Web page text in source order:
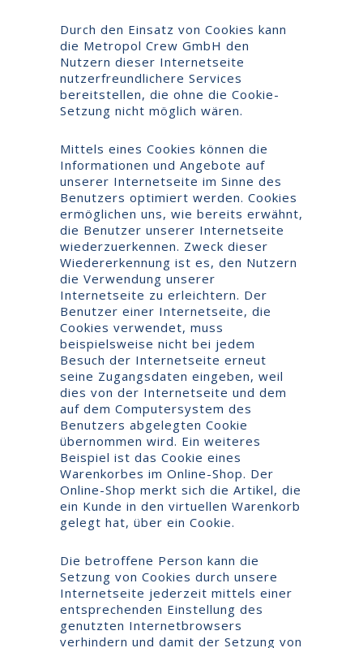
Durch den Einsatz von Cookies kann
die Metropol Crew GmbH den
Nutzern dieser Internetseite
nutzerfreundlichere Services
bereitstellen, die ohne die Cookie-
Setzung nicht möglich wären.
Mittels eines Cookies können die
Informationen und Angebote auf
unserer Internetseite im Sinne des
Benutzers optimiert werden. Cookies
ermöglichen uns, wie bereits erwähnt,
die Benutzer unserer Internetseite
wiederzuerkennen. Zweck dieser
Wiedererkennung ist es, den Nutzern
die Verwendung unserer
Internetseite zu erleichtern. Der
Benutzer einer Internetseite, die
Cookies verwendet, muss
beispielsweise nicht bei jedem
Besuch der Internetseite erneut
seine Zugangsdaten eingeben, weil
dies von der Internetseite und dem
auf dem Computersystem des
Benutzers abgelegten Cookie
übernommen wird. Ein weiteres
Beispiel ist das Cookie eines
Warenkorbes im Online-Shop. Der
Online-Shop merkt sich die Artikel, die
ein Kunde in den virtuellen Warenkorb
gelegt hat, über ein Cookie.
Die betroffene Person kann die
Setzung von Cookies durch unsere
Internetseite jederzeit mittels einer
entsprechenden Einstellung des
genutzten Internetbrowsers
verhindern und damit der Setzung von